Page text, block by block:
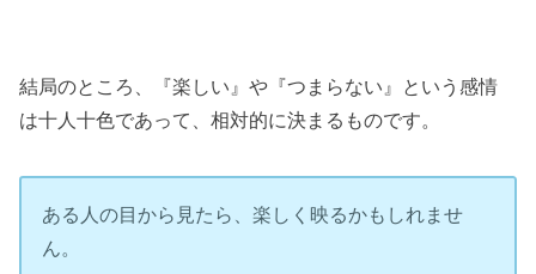
結局のところ、『楽しい』や『つまらない』という感情
は十人十色であって、相対的に決まるものです。
ある人の目から見たら、楽しく映るかもしれませ
ん。